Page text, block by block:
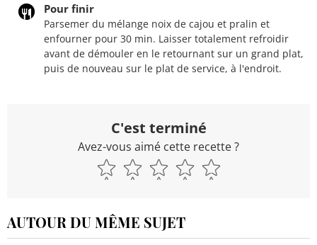
Pour finir
Parsemer du mélange noix de cajou et pralin et
enfourner pour 30 min. Laisser totalement refroidir
avant de démouler en le retournant sur un grand plat,
puis de nouveau sur le plat de service, à l'endroit.
C'est terminé
Avez-vous aimé cette recette ?
AUTOUR DU MÊME SUJET